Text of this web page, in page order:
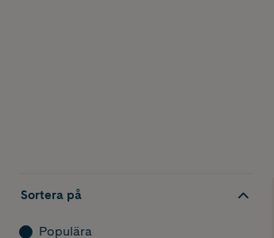
Sortera på
Populära